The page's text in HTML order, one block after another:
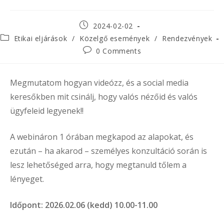
Post
published:
2024-02-02
PostEtikai eljárások / Közelgő események / Rendezvények
Post0 Comments
Megmutatom hogyan videózz, és a social media
keresőkben mit csinálj, hogy valós nézőid és valós
ügyfeleid legyenek!!
A webináron 1 órában megkapod az alapokat, és
ezután – ha akarod – személyes konzultáció során is
lesz lehetőséged arra, hogy megtanuld tőlem a
lényeget.
Időpont: 2026.02.06 (kedd) 10.00-11.00